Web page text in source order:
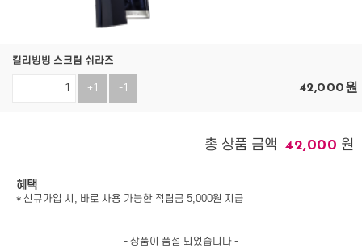
킬리빙빙 스크림 쉬라즈
+1 -1 42,000원
총 상품 금액 42,000 원
혜택
* 신규가입 시, 바로 사용 가능한 적립금 5,000원 지급
- 상품이 품절 되었습니다 -